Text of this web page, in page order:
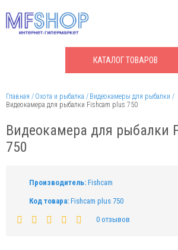
КАТАЛОГТОВАРОВ
Главная Охота и рыбалка
Видеокамеры для рыбалки
Видеокамера для рыбалки Fishcam plus 750
Видеокамера для рыбалки
750
Производитель: Fishcam
Код товара: Fishcam plus 750
0 отзывов